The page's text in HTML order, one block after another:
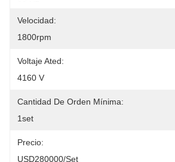
Velocidad:
1800rpm
Voltaje Ated:
4160 V
Cantidad De Orden Mínima:
1set
Precio:
USD280000/set